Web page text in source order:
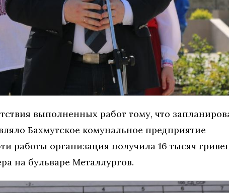
выполненных работ тому, что
Бахмутское комунальное предприятие
работы организация получила 16 тысяч
на бульваре Металлургов.